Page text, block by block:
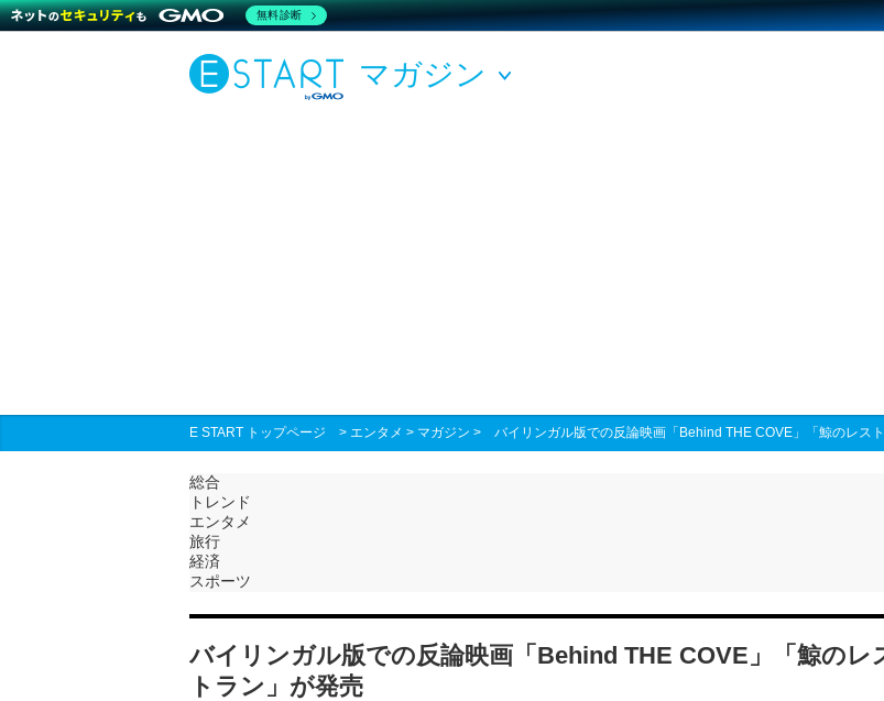
マガジン
E START トップページ > エンタメ > マガジン > バイリンガル版での反論映画「Behind THE COVE」「鯨のレス
総合
トレンド
エンタメ
旅行
経済
スポーツ
バイリンガル版での反論映画「Behind THE COVE」「鯨のレ
トラン」が発売
無料診断